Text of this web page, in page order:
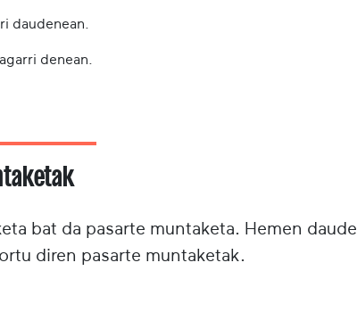
daudenean.
denean.
bat da pasarte muntaketa. Hemen daude
diren pasarte muntaketak.